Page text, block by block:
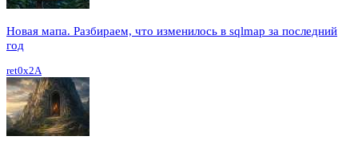
Новая мапа. Разбираем, что изменилось в sqlmap за последний
год
ret0x2A